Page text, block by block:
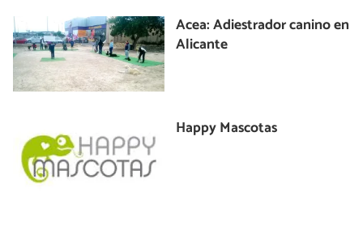
Acea: Adiestrador canino en
Alicante
Happy Mascotas